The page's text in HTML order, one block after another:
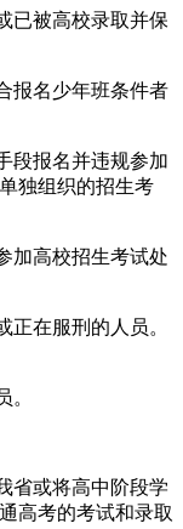
已被高校录取并保
报名少年班条件者
段报名并违规参加
独组织的招生考
加高校招生考试处
正在服刑的人员。
。
省或将高中阶段学
高考的考试和录取